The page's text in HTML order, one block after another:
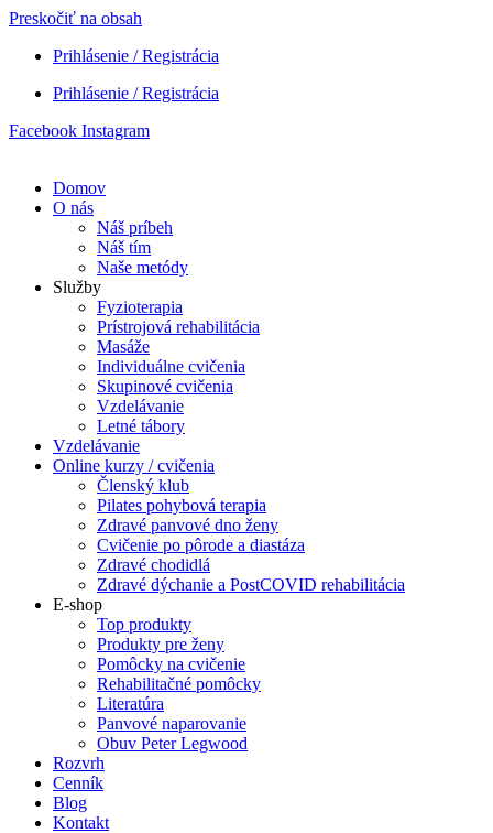
Preskočiť na obsah
Prihlásenie / Registrácia
Prihlásenie / Registrácia
Facebook Instagram
Domov
O nás
Náš príbeh
Náš tím
Naše metódy
Služby
Fyzioterapia
Prístrojová rehabilitácia
Masáže
Individuálne cvičenia
Skupinové cvičenia
Vzdelávanie
Letné tábory
Vzdelávanie
Online kurzy / cvičenia
Členský klub
Pilates pohybová terapia
Zdravé panvové dno ženy
Cvičenie po pôrode a diastáza
Zdravé chodidlá
Zdravé dýchanie a PostCOVID rehabilitácia
E-shop
Top produkty
Produkty pre ženy
Pomôcky na cvičenie
Rehabilitačné pomôcky
Literatúra
Panvové naparovanie
Obuv Peter Legwood
Rozvrh
Cenník
Blog
Kontakt